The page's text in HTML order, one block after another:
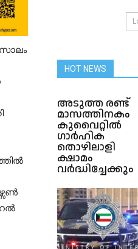
സാലം
HOT NEWS
അടുത്ത രണ്ട്
മാസത്തിനകം
കുവൈറ്റില്‍
ഗാർഹിക
തൊഴിലാളി
ക്ഷാമം
വർദ്ധിച്ചേക്കും